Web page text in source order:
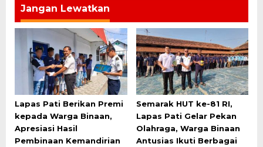
Jangan Lewatkan
Lapas Pati Berikan Premi
kepada Warga Binaan,
Apresiasi Hasil
Pembinaan Kemandirian
Semarak HUT ke-81 RI,
Lapas Pati Gelar Pekan
Olahraga, Warga Binaan
Antusias Ikuti Berbagai